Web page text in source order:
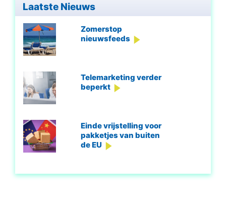
Laatste Nieuws
Zomerstop
nieuwsfeeds
Telemarketing verder
beperkt
Einde vrijstelling voor
pakketjes van buiten
de EU